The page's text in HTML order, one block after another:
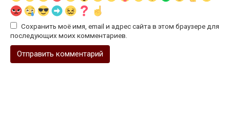
Сохранить моё имя, email и адрес сайта в этом браузере для
последующих моих комментариев.